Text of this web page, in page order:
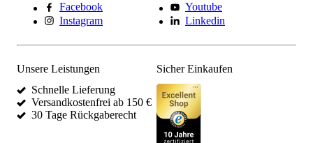
Facebook
Youtube
Instagram
Linkedin
Unsere Leistungen
Schnelle Lieferung
Versandkostenfrei ab 150 €
30 Tage Rückgaberecht
Sicher Einkaufen